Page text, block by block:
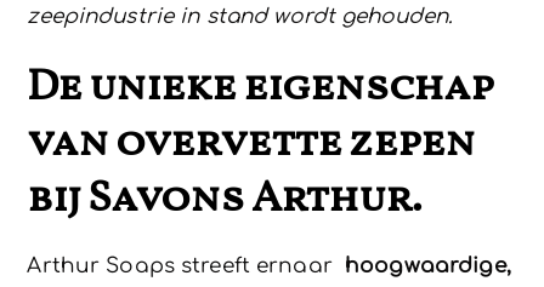
zeepindustrie in stand wordt gehouden.
De unieke eigenschap
van overvette zepen
bij Savons Arthur.
Arthur Soaps streeft ernaar hoogwaardige,